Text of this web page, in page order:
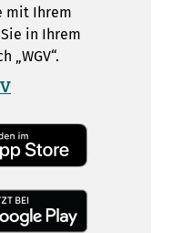
mit Ihrem
in Ihrem
„WGV“.